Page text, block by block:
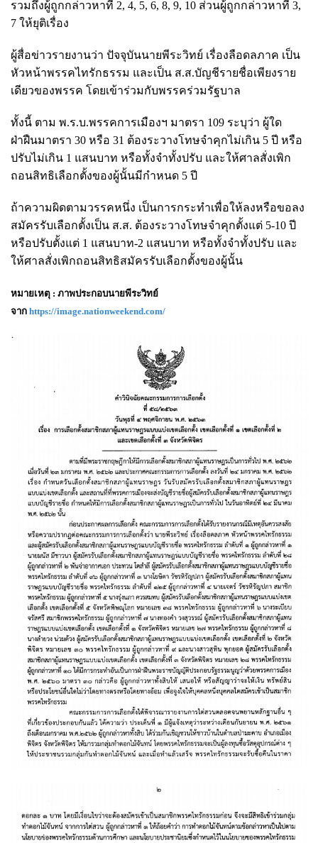
รวมถึงผู้ถูกกล่าวหาที่ 2, 4, 5, 6, 8, 9, 10 ส่วนผู้ถูกกล่าวหาที่ 3,
7 ให้ยุติเรื่อง
ผู้สื่อข่าวรายงานว่า ปัจจุบันนายพีระวิทย์ เรื่องลือดลภาค เป็น
หัวหน้าพรรคไทรักธรรม และเป็น ส.ส.บัญชีรายชื่อเพียงราย
เดียวของพรรค โดยเข้าร่วมกับพรรคร่วมรัฐบาล
ทั้งนี้ ตาม พ.ร.บ.พรรคการเมืองฯ มาตรา 109 ระบุว่า ผู้ใด
ฝ่าฝืนมาตรา 30 หรือ 31 ต้องระวางโทษจำคุกไม่เกิน 5 ปี หรือ
ปรับไม่เกิน 1 แสนบาท หรือทั้งจำทั้งปรับ และให้ศาลสั่งเพิก
ถอนสิทธิเลือกตั้งของผู้นั้นมีกำหนด 5 ปี
ถ้าความผิดตามวรรคหนึ่ง เป็นการกระทำเพื่อให้ลงหรือขอลง
สมัครรับเลือกตั้งเป็น ส.ส. ต้องระวางโทษจำคุกตั้งแต่ 5-10 ปี
หรือปรับตั้งแต่ 1 แสนบาท-2 แสนบาท หรือทั้งจำทั้งปรับ และ
ให้ศาลสั่งเพิกถอนสิทธิสมัครรับเลือกตั้งของผู้นั้น
หมายเหตุ : ภาพประกอบนายพีระวิทย์
จาก https://image.nationweekend.com/